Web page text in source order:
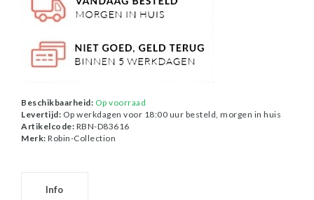
Beschikbaarheid: Op voorraad
Levertijd: Op werkdagen voor 18:00 uur besteld, morgen in huis
Artikelcode: RBN-D83616
Merk: Robin-Collection
Info